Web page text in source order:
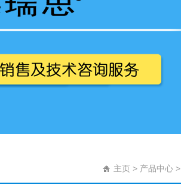
主页 > 产品中心 >